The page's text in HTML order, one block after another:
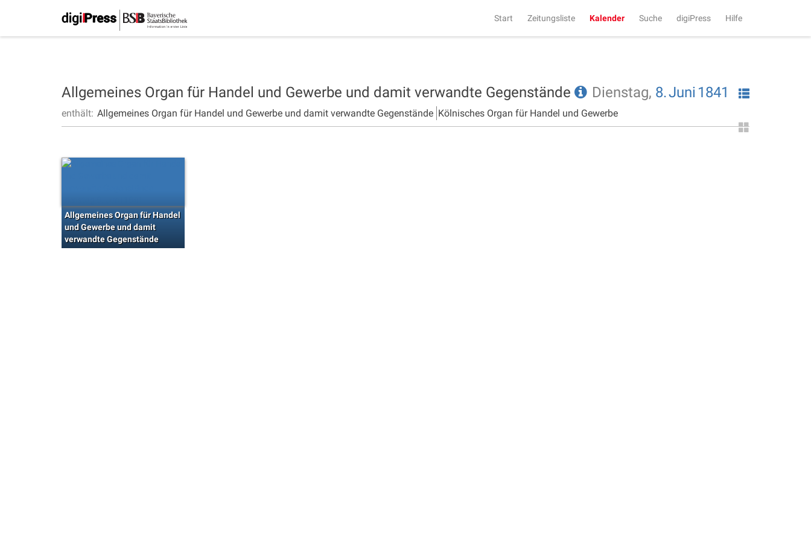
Start Zeitungsliste Kalender Suche digiPress Hilfe
Allgemeines Organ für Handel und Gewerbe und damit verwandte Gegenstände Dienstag, 8.Juni 1841
enthält: Allgemeines Organ für Handel und Gewerbe und damit verwandte Gegenstände Kölnisches Organ für Handel und Gewerbe
Allgemeines Organ für Handel
und Gewerbe und damit
verwandte Gegenstände